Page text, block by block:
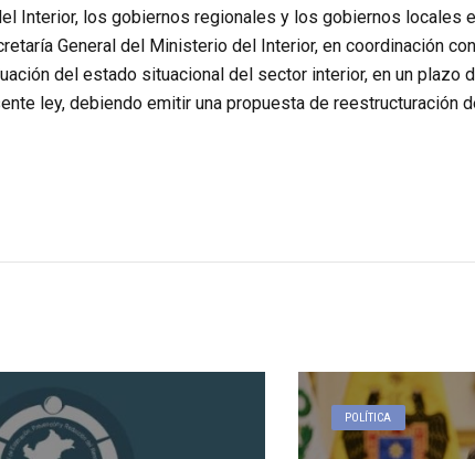
Interior, los gobiernos regionales y los gobiernos locales
General del Ministerio del Interior, en coordinación
del estado situacional del sector interior, en un plazo
ley, debiendo emitir una propuesta de reestructuración
POLÍTICA